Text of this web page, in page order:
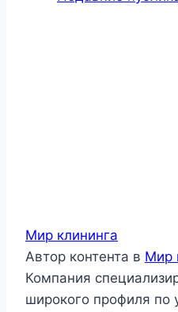
Мир клининга
Автор контента в Мир
Компания
широкого профиля по